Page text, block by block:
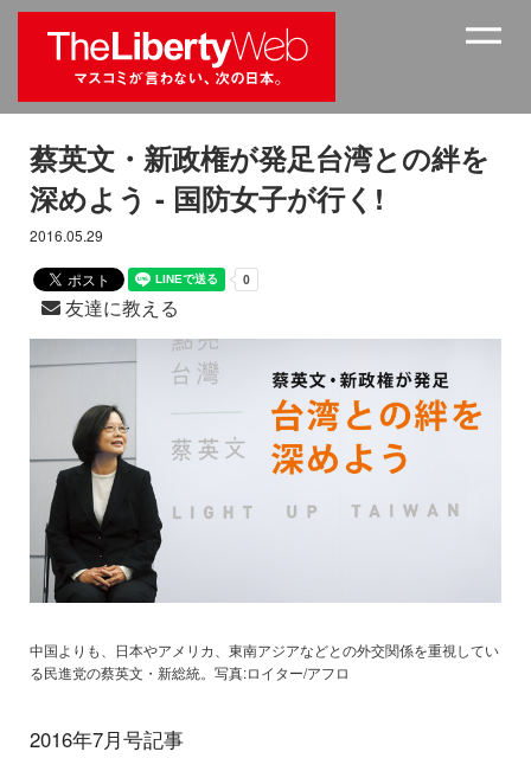
蔡英文・新政権が発足台湾との絆を
深めよう - 国防女子が行く!
2016.05.29
友達に教える
中国よりも、日本やアメリカ、東南アジアなどとの外交関係を重視してい
る民進党の蔡英文・新総統。写真:ロイター/アフロ
2016年7月号記事